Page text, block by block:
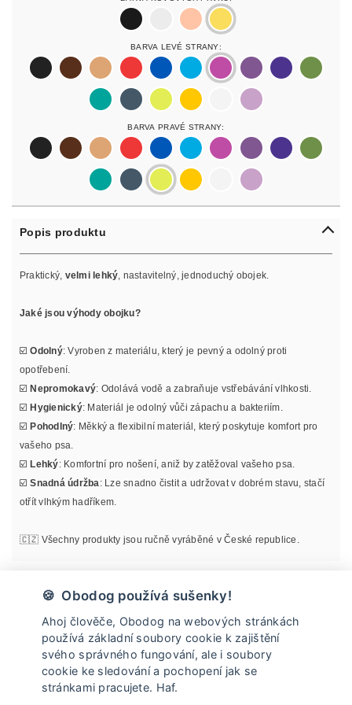
black
silver rosegoldgold
Barva Levé Strany:
black
darkbrownlightbrown
red blue lightbluelightpurplepurpur purple olive
pastelgreen
petrol neonyellow
yellow white lilac
Barva Pravé Strany:
black
darkbrownlightbrown
red blue lightbluelightpurplepurpur purple olive
pastelgreen
petrol neonyellow
yellow white lilac
Popis produktu
Praktický, velmi lehký , nastavitelný, jednoduchý obojek.
Jaké jsou výhody obojku?
☑️Odolný: Vyroben z materiálu, který je pevný a odolný proti
opotřebení.
☑️Nepromokavý: Odolává vodě a zabraňuje vstřebávání vlhkosti.
☑️Hygienický: Materiál je odolný vůči zápachu a bakteriím.
☑️Pohodlný: Měkký a flexibilní materiál, který poskytuje komfort pro
vašeho psa.
☑️Lehký: Komfortní pro nošení, aniž by zatěžoval vašeho psa.
☑️Snadná údržba : Lze snadno čistit a udržovat v dobrém stavu, stačí
otřít vlhkým hadříkem.
🇨🇿 Všechny produkty jsou ručně vyráběné v České republice.
Informace o velikosti
Údržba
🍪 Obodog používá sušenky!
Ahoj člověče, Obodog na webových stránkách
používá základní soubory cookie k zajištění
svého správného fungování, ale i soubory
cookie ke sledování a pochopení jak se
stránkami pracujete. Haf.